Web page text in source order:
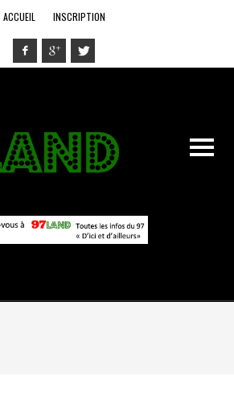
ACCUEIL INSCRIPTION